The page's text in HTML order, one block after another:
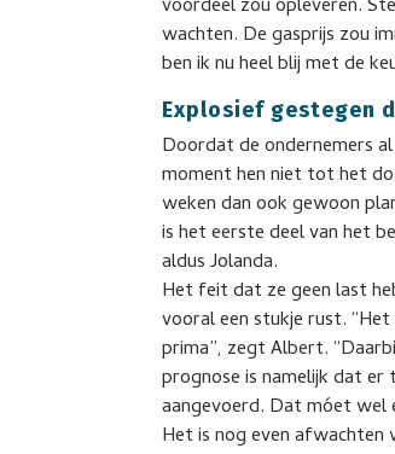
voordeel zou opleveren.
wachten. De gasprijs zou
ben ik nu heel blij met de
Explosief gestegen
Doordat de ondernemers
moment hen niet tot het
weken dan ook gewoon
is het eerste deel van het
aldus Jolanda.
Het feit dat ze geen last
vooral een stukje rust.
prima”, zegt Albert.
prognose is namelijk dat
aangevoerd. Dat móet wel
Het is nog even afwachten